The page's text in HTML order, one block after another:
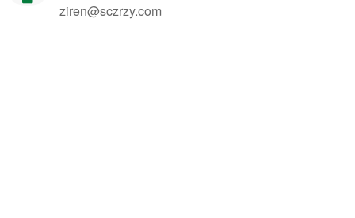
ziren@sczrzy.com